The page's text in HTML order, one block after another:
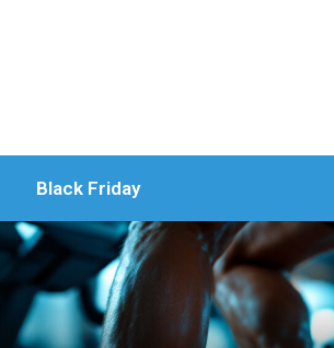
Black Friday